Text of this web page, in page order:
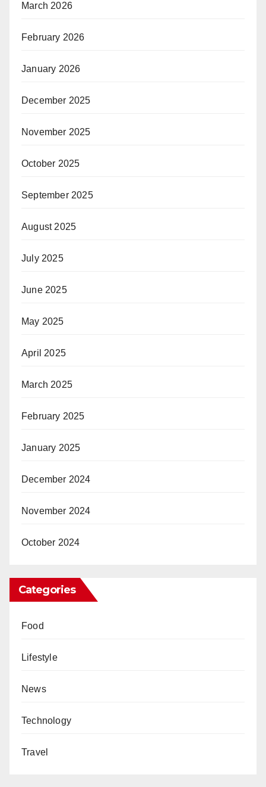
March 2026
February 2026
January 2026
December 2025
November 2025
October 2025
September 2025
August 2025
July 2025
June 2025
May 2025
April 2025
March 2025
February 2025
January 2025
December 2024
November 2024
October 2024
Categories
Food
Lifestyle
News
Technology
Travel